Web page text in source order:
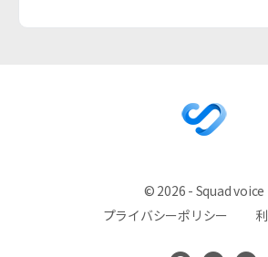
© 2026 - Squad voice
プライバシーポリシー